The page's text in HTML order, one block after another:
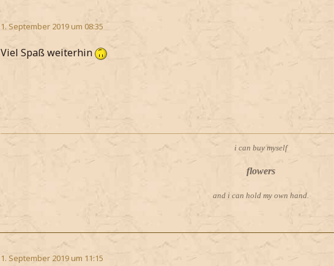
1. September 2019 um 08:35
Viel Spaß weiterhin
i can buy myself
flowers
and i can hold my own hand.
1. September 2019 um 11:15